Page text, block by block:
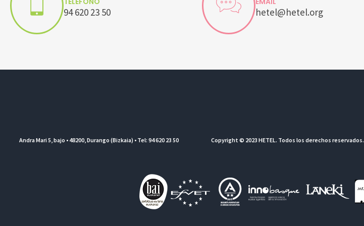
94 620 23 50 hetel@hetel.org
Andra Mari 5, bajo • 48200, Durango (Bizkaia) • Tel: 94 620 23 50 Copyright © 2023 HETEL. Todos los derechos reservados.